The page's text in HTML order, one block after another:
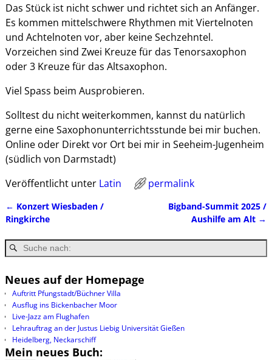
Das Stück ist nicht schwer und richtet sich an Anfänger.
Es kommen mittelschwere Rhythmen mit Viertelnoten
und Achtelnoten vor, aber keine Sechzehntel.
Vorzeichen sind Zwei Kreuze für das Tenorsaxophon
oder 3 Kreuze für das Altsaxophon.
Viel Spass beim Ausprobieren.
Solltest du nicht weiterkommen, kannst du natürlich
gerne eine Saxophonunterrichtsstunde bei mir buchen.
Online oder Direkt vor Ort bei mir in Seeheim-Jugenheim
(südlich von Darmstadt)
Veröffentlicht unter Latin permalink
Artikelnavigation
← Konzert Wiesbaden /
Ringkirche
Bigband-Summit 2025 /
Aushilfe am Alt →
Neues auf der Homepage
Auftritt Pfungstadt/Büchner Villa
Ausflug ins Bickenbacher Moor
Live-Jazz am Flughafen
Lehrauftrag an der Justus Liebig Universität Gießen
Heidelberg, Neckarschiff
Mein neues Buch: